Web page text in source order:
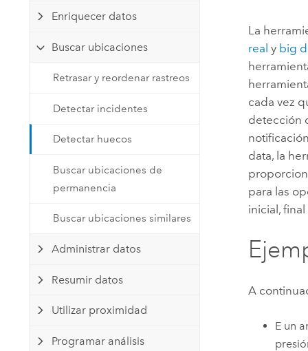
Tecnología para desarrolladores
análisis espacial
Todos los sectores
Enriquecer datos
Buscar ubicaciones
Retrasar y reordenar rastreos
Detectar incidentes
Detectar huecos
Buscar ubicaciones de
permanencia
Buscar ubicaciones similares
Administrar datos
Resumir datos
Utilizar proximidad
Programar análisis
La
real y big
cada vez
detección
data, la
para las
inicial,
A
E un